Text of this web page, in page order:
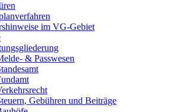
im VG-Gebiet
& Passwesen
Gebühren und Beiträge